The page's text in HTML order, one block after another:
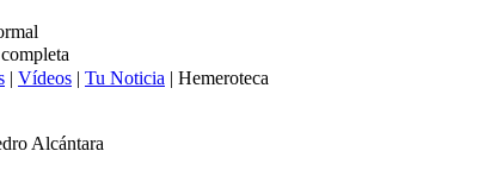
| Vídeos | Tu Noticia | Hemeroteca
Alcántara